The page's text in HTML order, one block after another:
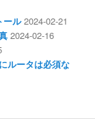
ール 2024-02-21
2024-02-16
ルータは必須な